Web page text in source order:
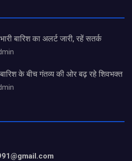
बारिश का अलर्ट जारी, रहें सतर्क
के बीच गंतव्य की ओर बढ़ रहे शिवभक्त